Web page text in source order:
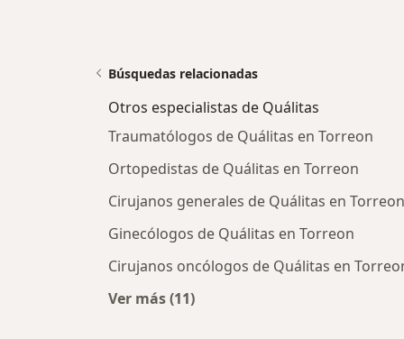
Búsquedas relacionadas
Otros especialistas de Quálitas
Traumatólogos de Quálitas en Torreon
Ortopedistas de Quálitas en Torreon
Cirujanos generales de Quálitas en Torreon
Ginecólogos de Quálitas en Torreon
Cirujanos oncólogos de Quálitas en
Ver más (11)